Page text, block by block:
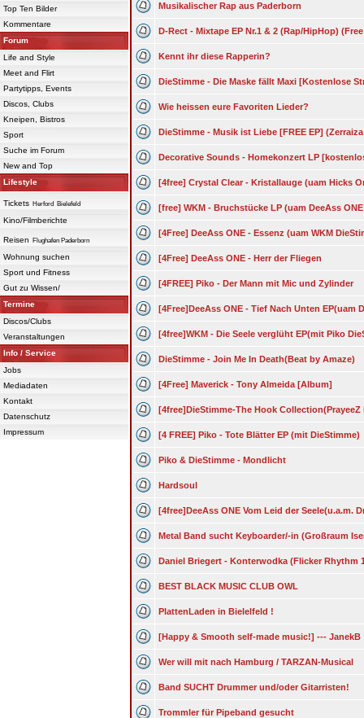
Top Ten Bilder
Kommentare
Forum
Life and Style
Meet and Flirt
Partytipps, Events
Discos, Clubs
Kneipen, Bistros
Sport
Suche im Forum
New and Top
Lifestyle
Tickets Herford Bielefeld
Kino/Filmberichte
Reisen Flughafen Paderborn
Wohnung suchen
Sport und Fitness
Gut zu Wissen/
Termine
Discos/Clubs
Veranstaltungen
Info / Service
Jobs
Mediadaten
Kontakt
Datenschutz
Impressum
Musikalischer Rap aus Paderborn
D-Rect - Mixtape EP Nr.1 & 2 (Rap/HipHop)
Kennt ihr diese Rapperin?
DieStimme - Die Maske fällt Maxi [Kostenlose
Wie heissen eure Favoriten Lieder?
DieStimme - Musik ist Liebe [FREE EP]
Decorative Sounds - Homekonzert LP
[4free] Crystal Clear - Kristallauge (uam Hicks
[free] WKM - Bruchstücke LP (uam DeeAss
[4Free] DeeAss ONE - Essenz (uam WKM
[4Free] DeeAss ONE - Herr der Fliegen
[4FREE] Piko - Der Mann mit Mic und Zylinder
[4Free]DeeAss ONE - Tief Nach Unten EP(uam
[4free]WKM - Die Seele verglüht EP(mit Piko
DieStimme - Join Me In Death(Beat by Amaze)
[4Free] Maverick - Tony Almeida [Album]
[4free]DieStimme-The Hook Collection(PrayeeZ
[4 FREE] Piko - Tote Blätter EP (mit DieStimme)
Piko & DieStimme - Mondlicht
Hardsoul
[4free]DeeAss ONE Vom Leid der Seele(u.a.m.
Metal Band sucht Keyboarder/-in (Großraum
Daniel Briegert - Konterwodka (Flicker Rhythm
BEST BLACK MUSIC CLUB OWL
PlattenLaden in Bielelfeld !
[Happy & Smooth self-made music!] --- JanekB
Wer will mit nach Hamburg / TARZAN-Musical
Band SUCHT Drummer und/oder Gitarristen!
Trommler für Pipeband gesucht